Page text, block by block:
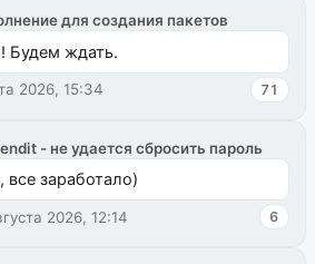
для создания пакетов
Будем ждать.
2026, 15:34 71
- не удается сбросить пароль
заработало)
2026, 12:14 6